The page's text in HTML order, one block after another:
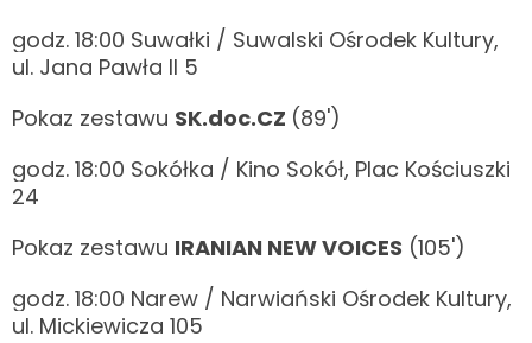
godz. 18:00 Suwałki / Suwalski Ośrodek Kultury,
ul. Jana Pawła II 5
Pokaz zestawu SK.doc.CZ (89')
godz. 18:00 Sokółka / Kino Sokół, Plac Kościuszki
24
Pokaz zestawu IRANIAN NEW VOICES (105')
godz. 18:00 Narew / Narwiański Ośrodek Kultury,
ul. Mickiewicza 105